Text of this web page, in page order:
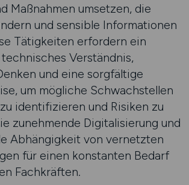
Maßnahmen umsetzen, die
und sensible Informationen
Tätigkeiten erfordern ein
Verständnis,
und eine sorgfältige
um mögliche Schwachstellen
identifizieren und Risiken zu
zunehmende Digitalisierung und
Abhängigkeit von vernetzten
für einen konstanten Bedarf
Fachkräften.